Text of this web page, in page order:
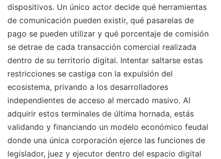
dispositivos. Un único actor decide qué herramientas
de comunicación pueden existir, qué pasarelas de
pago se pueden utilizar y qué porcentaje de comisión
se detrae de cada transacción comercial realizada
dentro de su territorio digital. Intentar saltarse estas
restricciones se castiga con la expulsión del
ecosistema, privando a los desarrolladores
independientes de acceso al mercado masivo. Al
adquirir estos terminales de última hornada, estás
validando y financiando un modelo económico feudal
donde una única corporación ejerce las funciones de
legislador, juez y ejecutor dentro del espacio digital